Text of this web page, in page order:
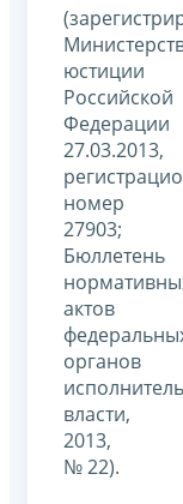
юстиции
Российской
Федерации
27.03.2013,
номер
27903;
Бюллетень
актов
органов
власти,
2013,
№ 22).